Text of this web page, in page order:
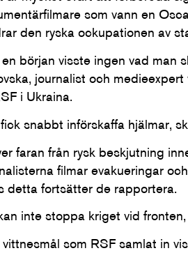
som vann en
den ryska ockupationen av
början visste ingen vad man
journalist och
i Ukraina.
snabbt införskaffa hjälmar,
faran från rysk beskjutning
filmar evakueringar
detta fortsätter de rapportera.
inte stoppa kriget vid
som RSF samlat in